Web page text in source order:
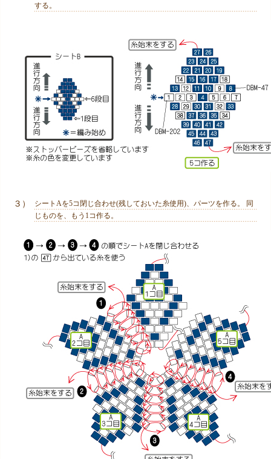
する。
３）
シートAを5コ閉じ合わせ(残しておいた糸使用)、パーツを作る。 同
じものを、もう1コ作る。